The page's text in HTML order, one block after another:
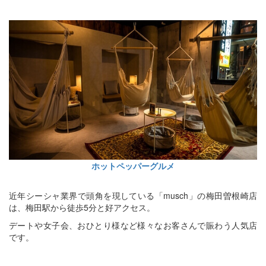
ホットペッパーグルメ
近年シーシャ業界で頭角を現している「musch」の梅田曽根崎店
は、梅田駅から徒歩5分と好アクセス。
デートや女子会、おひとり様など様々なお客さんで賑わう人気店
です。